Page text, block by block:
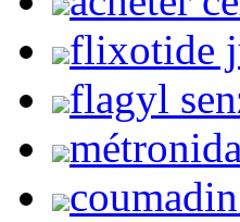
flixotide
flagyl